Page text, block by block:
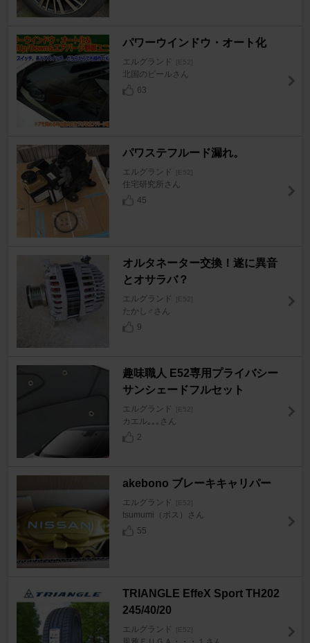
パワーウインドウ・オート化
エルグランド [E52]
北国のビールさん
63
パワステフルード漏れ。
エルグランド [E52]
住宅研究所さん
45
オルタネーター交換！遂に異音
とオサラバ？
エルグランド [E52]
たかし♂さん
9
趣味職人 E52専用プライバシー
サンシェードフルセット
エルグランド [E52]
カエル｡｡｡さん
2
akebono ブレーキキャリパー
エルグランド [E52]
tsumumi（ボス）さん
55
TRIANGLE EffeX Sport TH202
245/40/20
エルグランド [E52]